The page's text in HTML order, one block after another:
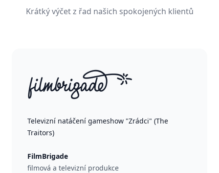
Krátký výčet z řad našich spokojených klientů
Televizní natáčení gameshow "Zrádci" (The
Traitors)
FilmBrigade
filmová a televizní produkce